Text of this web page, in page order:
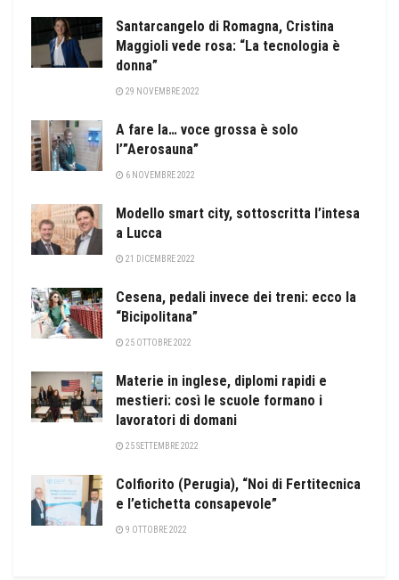
Santarcangelo di Romagna, Cristina
Maggioli vede rosa: “La tecnologia è
donna”
29 NOVEMBRE 2022
A fare la… voce grossa è solo
l’”Aerosauna”
6 NOVEMBRE 2022
Modello smart city, sottoscritta l’intesa
a Lucca
21 DICEMBRE 2022
Cesena, pedali invece dei treni: ecco la
“Bicipolitana”
25 OTTOBRE 2022
Materie in inglese, diplomi rapidi e
mestieri: così le scuole formano i
lavoratori di domani
25 SETTEMBRE 2022
Colfiorito (Perugia), “Noi di Fertitecnica
e l’etichetta consapevole”
9 OTTOBRE 2022